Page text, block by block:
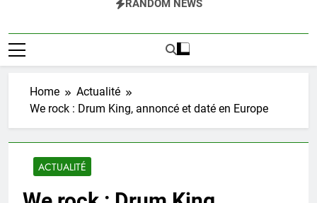
Zelda, Splatoon, Pokemon Entre Autres
RANDOM NEWS
Home
Actualité
We rock : Drum King, annoncé et daté en Europe
ACTUALITÉ